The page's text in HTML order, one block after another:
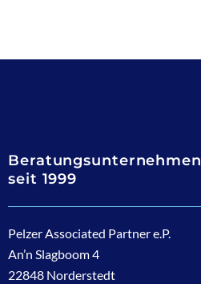
Beratungsunternehmen
seit 1999
Pelzer Associated Partner e.P.
An’n Slagboom 4
22848 Norderstedt